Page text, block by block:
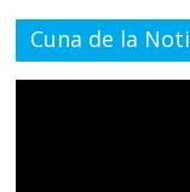
Cuna de la